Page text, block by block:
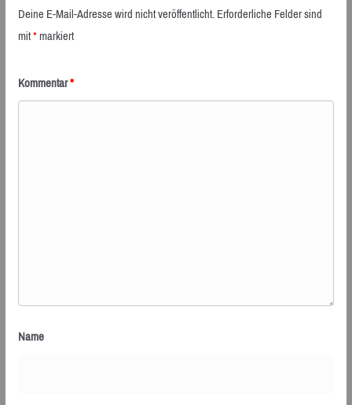
Deine E-Mail-Adresse wird nicht veröffentlicht.Erforderliche Felder sind
mit*markiert
Kommentar*
Name